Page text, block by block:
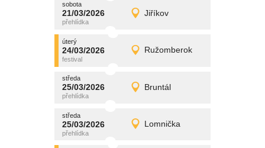
sobota
21/03/2026 Jiříkov
sobota
21/03/2026 Detail
promítání
úterý
24/03/2026 Ružomberok
úterý
24/03/2026 Detail
promítání
středa
25/03/2026 Bruntál
středa
25/03/2026 Detail
promítání
středa
25/03/2026 Lomnička
středa
25/03/2026 Detail
promítání